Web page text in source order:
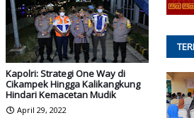
Kapolri: Strategi One Way di
Cikampek Hingga Kalikangkung
Hindari Kemacetan Mudik
April 29, 2022